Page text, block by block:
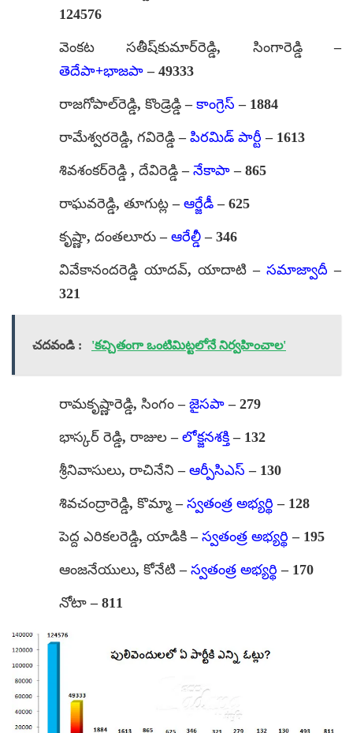
124576
వెంకట సతీష్‌కుమార్‌రెడ్డి, సింగారెడ్డి –
తెదేపా+భాజపా – 49333
రాజగోపాల్‌రెడ్డి, కొండ్రెడ్డి – కాంగ్రెస్ – 1884
రామేశ్వరరెడ్డి, గవిరెడ్డి – పిరమిడ్ పార్టీ – 1613
శివశంకర్‌రెడ్డి , దేవిరెడ్డి – నేకాపా – 865
రాఘవరెడ్డి, తూగుట్ల – ఆర్జేడీ – 625
కృష్ణా, దంతలూరు – ఆరేల్డీ – 346
వివేకానందరెడ్డి యాదవ్, యాదాటి – సమాజ్వాదీ –
321
చదవండి : 'కచ్చితంగా ఒంటిమిట్టలోనే నిర్వహించాల'
రామకృష్ణారెడ్డి, సింగం – జైసపా – 279
భాస్కర్ రెడ్డి, రాజుల – లోక్జనశక్తి – 132
శ్రీనివాసులు, రాచినేని – ఆర్పీసిఎస్ – 130
శివచంద్రారెడ్డి, కొమ్మా – స్వతంత్ర అభ్యర్థి – 128
పెద్ద ఎరికలరెడ్డి, యాడికి – స్వతంత్ర అభ్యర్థి – 195
ఆంజనేయులు, కోనేటి – స్వతంత్ర అభ్యర్థి – 170
నోటా – 811